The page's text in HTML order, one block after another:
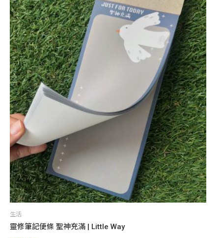
生活
靈修筆記便條 聖神充滿 | Little Way